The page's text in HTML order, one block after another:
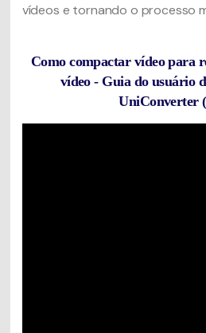
vídeos e tornando o processo
Como compactar vídeo para
vídeo - Guia do usuário
UniConverter